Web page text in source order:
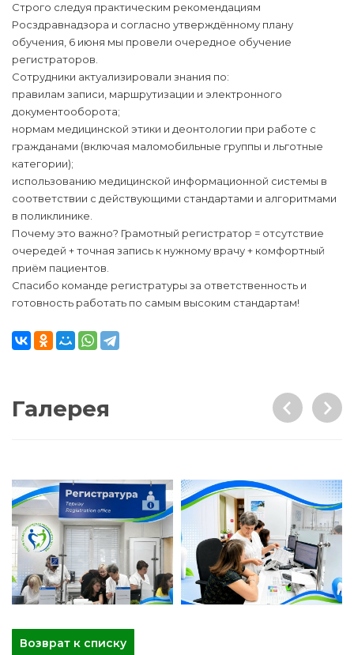
Строго следуя практическим рекомендациям
Росздравнадзора и согласно утверждённому плану
обучения, 6 июня мы провели очередное обучение
регистраторов.
Сотрудники актуализировали знания по:
правилам записи, маршрутизации и электронного
документооборота;
нормам медицинской этики и деонтологии при работе с
гражданами (включая маломобильные группы и льготные
категории);
использованию медицинской информационной системы в
соответствии с действующими стандартами и алгоритмами
в поликлинике.
Почему это важно? Грамотный регистратор = отсутствие
очередей + точная запись к нужному врачу + комфортный
приём пациентов.
Спасибо команде регистратуры за ответственность и
готовность работать по самым высоким стандартам!
Галерея
Возврат к списку